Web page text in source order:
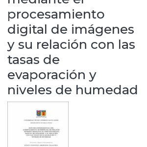
procesamiento
digital de imágenes
y su relación con las
tasas de
evaporación y
niveles de humedad